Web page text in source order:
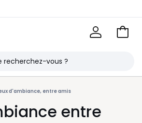
Voir
d'ambiance, entre amis
entre